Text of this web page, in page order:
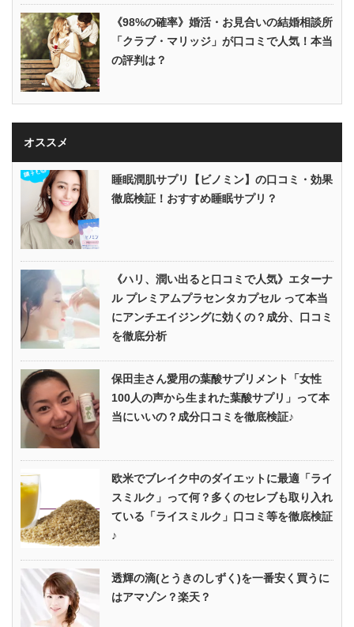
《98%の確率》婚活・お見合いの結婚相談所
「クラブ・マリッジ」が口コミで人気！本当
の評判は？
オススメ
睡眠潤肌サプリ【ビノミン】の口コミ・効果
徹底検証！おすすめ睡眠サプリ？
《ハリ、潤い出ると口コミで人気》エターナ
ル プレミアムプラセンタカプセル って本当
にアンチエイジングに効くの？成分、口コミ
を徹底分析
保田圭さん愛用の葉酸サプリメント「女性
100人の声から生まれた葉酸サプリ」って本
当にいいの？成分口コミを徹底検証♪
欧米でブレイク中のダイエットに最適「ライ
スミルク」って何？多くのセレブも取り入れ
ている「ライスミルク」口コミ等を徹底検証
♪
透輝の滴(とうきのしずく)を一番安く買うに
はアマゾン？楽天？